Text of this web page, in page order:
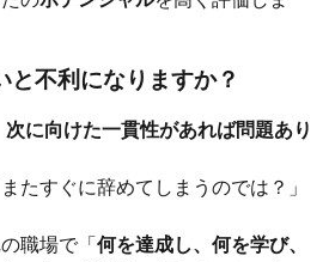
と不利になりますか？
に向けた一貫性があれば問題あり
たすぐに辞めてしまうのでは？」
職場で「 何を達成し、何を学び、